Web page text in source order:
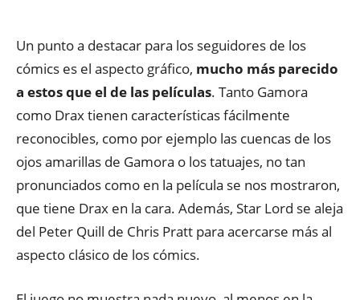
Un punto a destacar para los seguidores de los
cómics es el aspecto gráfico, mucho más parecido
a estos que el de las películas. Tanto Gamora
como Drax tienen características fácilmente
reconocibles, como por ejemplo las cuencas de los
ojos amarillas de Gamora o los tatuajes, no tan
pronunciados como en la película se nos mostraron,
que tiene Drax en la cara. Además, Star Lord se aleja
del Peter Quill de Chris Pratt para acercarse más al
aspecto clásico de los cómics.